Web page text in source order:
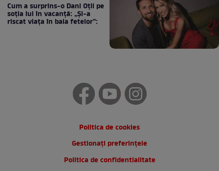
Cum a surprins-o Dani Oțil pe
soția lui în vacanță: „Și-a
riscat viața în baia fetelor”:
Politica de cookies
Gestionați preferințele
Politica de confidentialitate